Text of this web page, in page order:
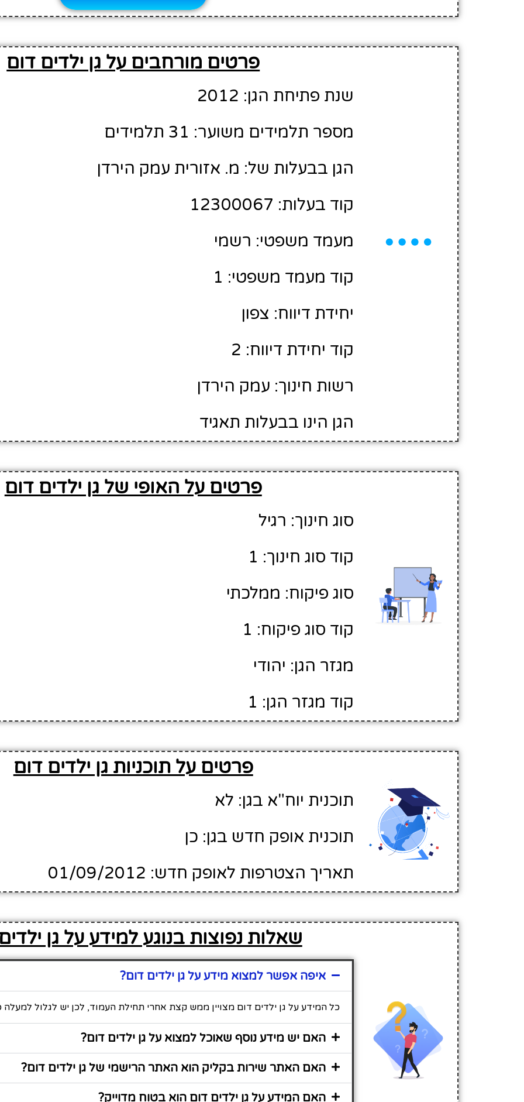
פרטים מורחבים על גן ילדים דום
שנת פתיחת הגן: 2012
מספר תלמידים משוער: 31 תלמידים
הגן בבעלות של: מ. אזורית עמק הירדן
קוד בעלות: 12300067
מעמד משפטי: רשמי
קוד מעמד משפטי: 1
יחידת דיווח: צפון
קוד יחידת דיווח: 2
רשות חינוך: עמק הירדן
הגן הינו בבעלות תאגיד
פרטים על האופי של גן ילדים דום
סוג חינוך: רגיל
קוד סוג חינוך: 1
סוג פיקוח: ממלכתי
קוד סוג פיקוח: 1
מגזר הגן: יהודי
קוד מגזר הגן: 1
פרטים על תוכניות גן ילדים דום
תוכנית יוח"א בגן: לא
תוכנית אופק חדש בגן: כן
תאריך הצטרפות לאופק חדש: 01/09/2012
שאלות נפוצות בנוגע למידע על גן
איפה אפשר למצוא מידע על גן ילדים דום?
כל המידע על גן ילדים דום מצויין ממש קצת אחרי תחילת העמוד, לכן יש לגלול למעלה
האם יש מידע נוסף שאוכל למצוא על גן ילדים דום?
האם האתר שירות בקליק הוא האתר הרישמי של גן ילדים דום?
האם המידע על גן ילדים דום הוא בטוח מדוייק?